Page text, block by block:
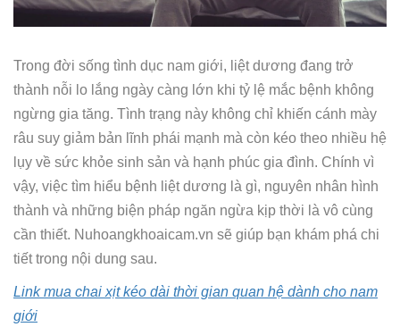
Trong đời sống tình dục nam giới, liệt dương đang trở
thành nỗi lo lắng ngày càng lớn khi tỷ lệ mắc bệnh không
ngừng gia tăng. Tình trạng này không chỉ khiến cánh mày
râu suy giảm bản lĩnh phái mạnh mà còn kéo theo nhiều hệ
lụy về sức khỏe sinh sản và hạnh phúc gia đình. Chính vì
vậy, việc tìm hiểu bệnh liệt dương là gì, nguyên nhân hình
thành và những biện pháp ngăn ngừa kịp thời là vô cùng
cần thiết. Nuhoangkhoaicam.vn sẽ giúp bạn khám phá chi
tiết trong nội dung sau.
Link mua chai xịt kéo dài thời gian quan hệ dành cho nam
giới